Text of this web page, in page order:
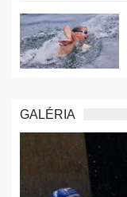
GALÉRIA